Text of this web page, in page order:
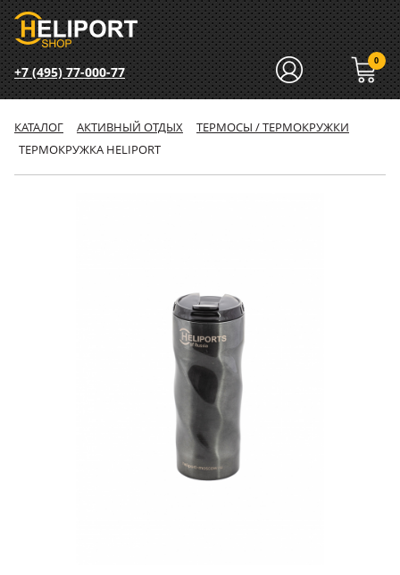
+7 (495) 77-000-77
0
КАТАЛОГ АКТИВНЫЙ ОТДЫХ
ТЕРМОСЫ / ТЕРМОКРУЖКИ
ТЕРМОКРУЖКА HELIPORT